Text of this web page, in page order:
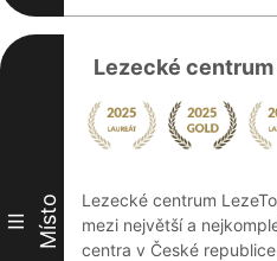
III Místo
Lezecké
Lezecké centrum
mezi největší a
centra v České